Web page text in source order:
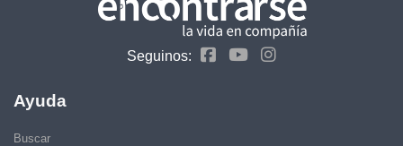
Seguinos:
Ayuda
Buscar